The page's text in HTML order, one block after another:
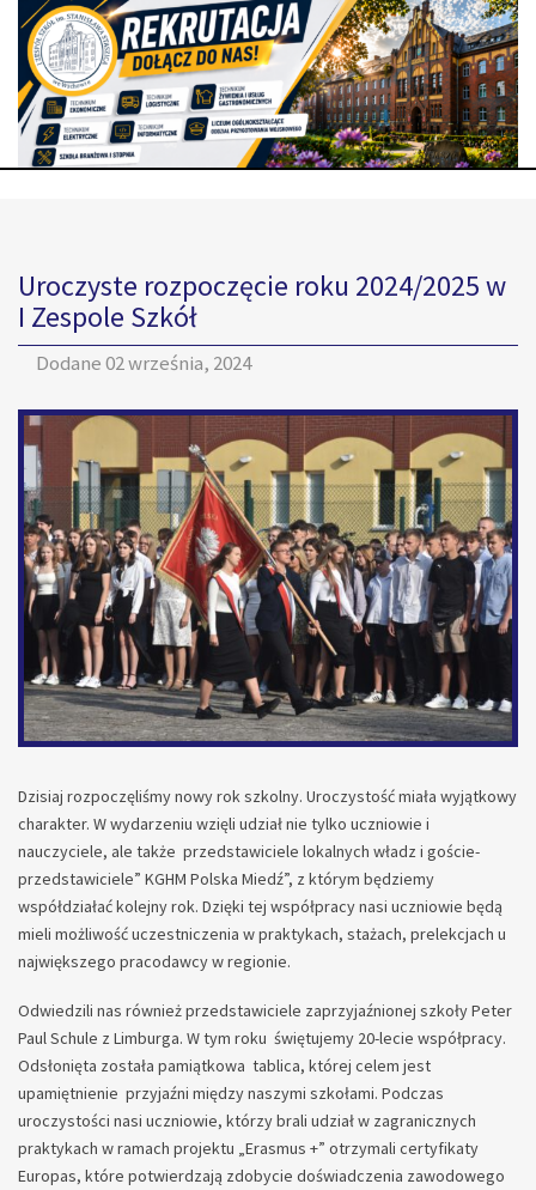
Uroczyste rozpoczęcie roku 2024/2025 w
I Zespole Szkół
Dodane02 września, 2024
Dzisiaj rozpoczęliśmy nowy rok szkolny. Uroczystość miała wyjątkowy
charakter. W wydarzeniu wzięli udział nie tylko uczniowie i
nauczyciele, ale także przedstawiciele lokalnych władz i goście-
przedstawiciele” KGHM Polska Miedź”, z którym będziemy
współdziałać kolejny rok. Dzięki tej współpracy nasi uczniowie będą
mieli możliwość uczestniczenia w praktykach, stażach, prelekcjach u
największego pracodawcy w regionie.
Odwiedzili nas również przedstawiciele zaprzyjaźnionej szkoły Peter
Paul Schule z Limburga. W tym roku świętujemy 20-lecie współpracy.
Odsłonięta została pamiątkowa tablica, której celem jest
upamiętnienie przyjaźni między naszymi szkołami. Podczas
uroczystości nasi uczniowie, którzy brali udział w zagranicznych
praktykach w ramach projektu „Erasmus +” otrzymali certyfikaty
Europas, które potwierdzają zdobycie doświadczenia zawodowego